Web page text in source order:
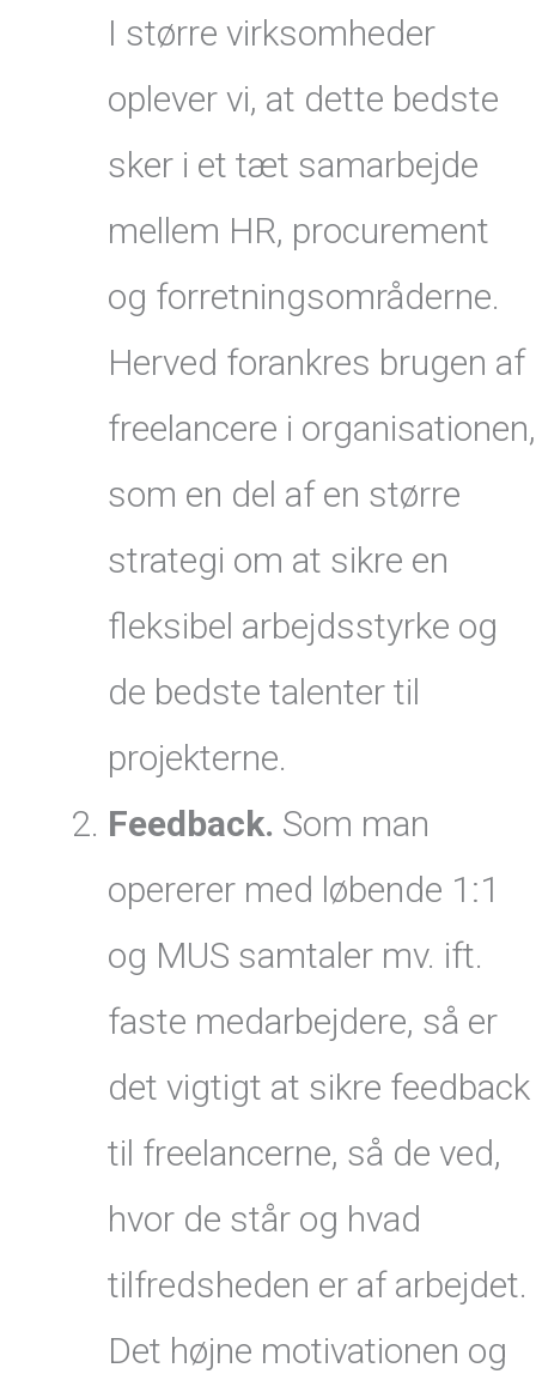
I større virksomheder
oplever vi, at dette bedste
sker i et tæt samarbejde
mellem HR, procurement
og forretningsområderne.
Herved forankres brugen af
freelancere i organisationen,
som en del af en større
strategi om at sikre en
fleksibel arbejdsstyrke og
de bedste talenter til
projekterne.
Feedback. Som man
opererer med løbende 1:1
og MUS samtaler mv. ift.
faste medarbejdere, så er
det vigtigt at sikre feedback
til freelancerne, så de ved,
hvor de står og hvad
tilfredsheden er af arbejdet.
Det højne motivationen og